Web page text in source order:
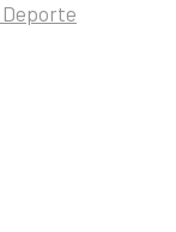
Deporte